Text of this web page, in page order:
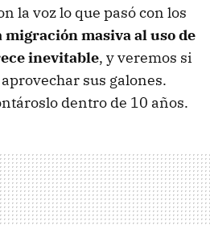
la voz lo que pasó con los
migración masiva al uso de
inevitable, y veremos si
sus galones.
dentro de 10 años.